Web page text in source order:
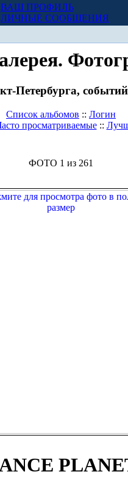
ВАШ ПРОФИЛЬ
ЛИЧНЫЕ СООБЩЕНИЯ
Петербурга,
Список альбомов :: Логин
просматриваемые::
ФОТО 1 из 261